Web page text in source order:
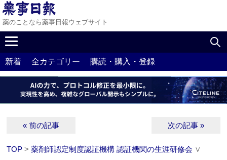
薬のことなら薬事日報ウェブサイト
新着 全カテゴリー 購読・購入・登録
« 前の記事 次の記事 »
TOP >薬剤師認定制度認証機構 認証機関の生涯研修会 ∨